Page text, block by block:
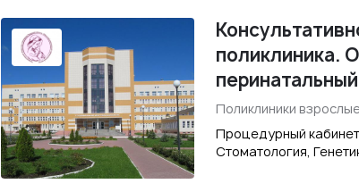
поликлиника.
Поликлиники
Процедурный
Стоматология,